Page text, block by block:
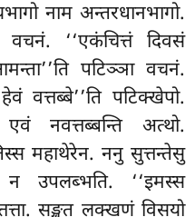
नाम अन्तरधानभागो.
वचनं. ‘‘एकंचित्तं दिवसं
पटिञ्ञा वचनं.
वत्तब्बे’’ति पटिक्खेपो.
नवत्तब्बन्ति अत्थो.
महाथेरेन. ननु सुत्तन्तेसु
न उपलब्भति. ‘‘इमस्स
सङ्खत लक्खणं विसयो